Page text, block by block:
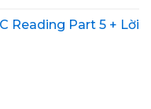
Reading Part 5 + Lời